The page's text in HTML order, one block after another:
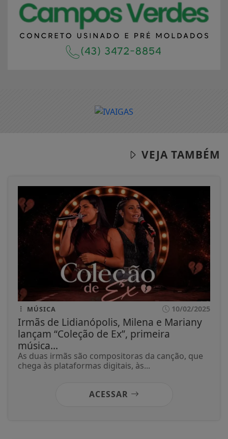
VEJA TAMBÉM
MÚSICA 10/02/2025
Irmãs de Lidianópolis, Milena e Mariany
lançam “Coleção de Ex”, primeira
música...
As duas irmãs são compositoras da canção, que
chega às plataformas digitais, às...
ACESSAR